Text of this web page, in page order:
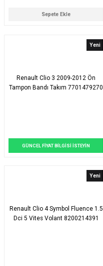
Sepete Ekle
Yeni
Renault Clio 3 2009-2012 Ön
Tampon Bandı Takım 7701479270
GÜNCEL FİYAT BİLGİSİ İSTEYİN
Yeni
Renault Clio 4 Symbol Fluence 1.5
Dci 5 Vites Volant 8200214391